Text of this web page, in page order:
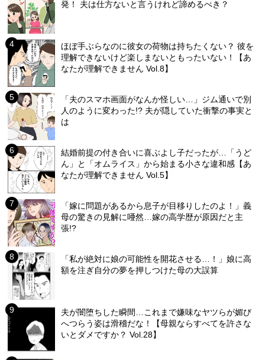
発！ 夫は仕方ないと言うけれど諦めるべき？
ほぼ手ぶらなのに彼女の荷物は持ちたくない？ 彼を
理解できないけど楽しまないともったいない！【あ
なたが理解できません Vol.8】
「夫のスマホ画面がなんか怪しい…」ジム通いで別
人のように変わった!? 夫が隠していた衝撃の事実と
は
結婚前提の付き合いに喜ぶよし子だったが…「うど
ん」と「オムライス」から始まる小さな違和感【あ
なたが理解できません Vol.5】
「嫁に問題があるから息子が目移りしたのよ！」義
母の驚きの見解に唖然…嫁の高学歴が原因だと主
張!?
「私が絶対に娘の可能性を開花させる…！」娘に高
額を注ぎ自分の夢を押しつけた母の大誤算
夫が闇堕ちした瞬間…これまで嫌味なヤツらが媚び
へつらう姿は滑稽だな！【母親ならすべてを許さな
いとダメですか？ Vol.28】